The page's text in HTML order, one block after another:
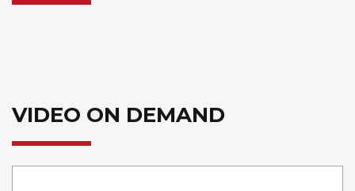
VIDEO ON DEMAND